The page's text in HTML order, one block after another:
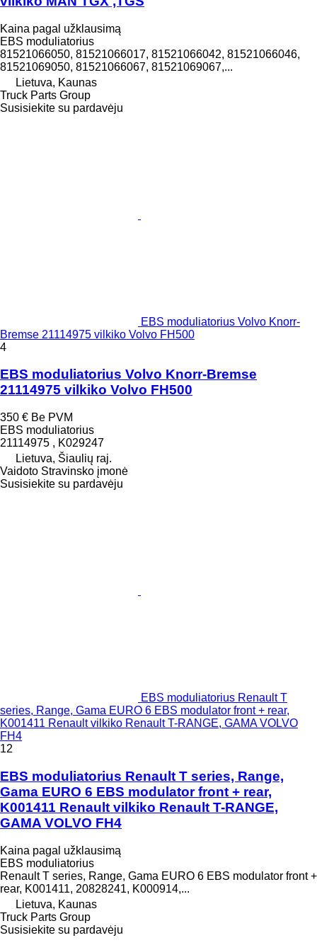
Kaina pagal užklausimą
EBS moduliatorius
81521066050, 81521066017, 81521066042, 81521066046,
81521069050, 81521066067, 81521069067,...
Lietuva, Kaunas
Truck Parts Group
Susisiekite su pardavėju
EBS moduliatorius Volvo Knorr-
Bremse 21114975 vilkiko Volvo FH500
4
EBS moduliatorius Volvo Knorr-Bremse
21114975 vilkiko Volvo FH500
350 € Be PVM
EBS moduliatorius
21114975 , K029247
Lietuva, Šiaulių raj.
Vaidoto Stravinsko įmonė
Susisiekite su pardavėju
EBS moduliatorius Renault T
series, Range, Gama EURO 6 EBS modulator front + rear,
K001411 Renault vilkiko Renault T-RANGE, GAMA VOLVO
FH4
12
EBS moduliatorius Renault T series, Range,
Gama EURO 6 EBS modulator front + rear,
K001411 Renault vilkiko Renault T-RANGE,
GAMA VOLVO FH4
Kaina pagal užklausimą
EBS moduliatorius
Renault T series, Range, Gama EURO 6 EBS modulator front +
rear, K001411, 20828241, K000914,...
Lietuva, Kaunas
Truck Parts Group
Susisiekite su pardavėju